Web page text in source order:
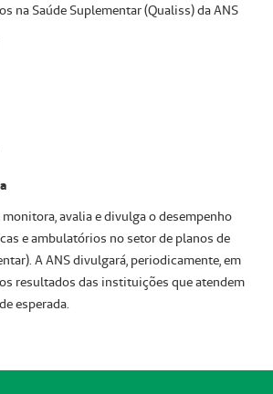
na Saúde Suplementar (Qualiss) da ANS
monitora, avalia e divulga o desempenho
e ambulatórios no setor de planos de
A ANS divulgará, periodicamente, em
resultados das instituições que atendem
esperada.